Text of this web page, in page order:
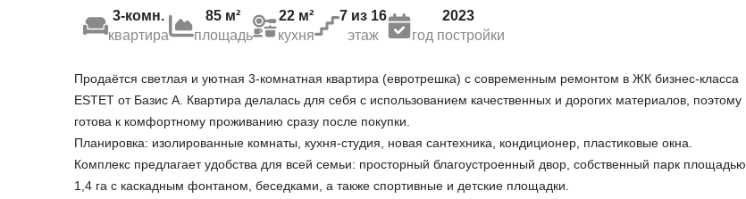
3-комн.
квартира
85 м²
площадь
22 м²
кухня
7 из 16
этаж
2023
год постройки
Продаётся светлая и уютная 3-комнатная квартира (евротрешка) с современным ремонтом в ЖК бизнес-класса
ESTET от Базис А. Квартира делалась для себя с использованием качественных и дорогих материалов, поэтому
готова к комфортному проживанию сразу после покупки.
Планировка: изолированные комнаты, кухня-студия, новая сантехника, кондиционер, пластиковые окна.
Комплекс предлагает удобства для всей семьи: просторный благоустроенный двор, собственный парк площадью
1,4 га с каскадным фонтаном, беседками, а также спортивные и детские площадки.